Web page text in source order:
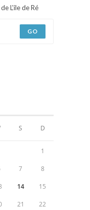
L'ile de Ré
GO
S D
1
7 8
14 15
21 22